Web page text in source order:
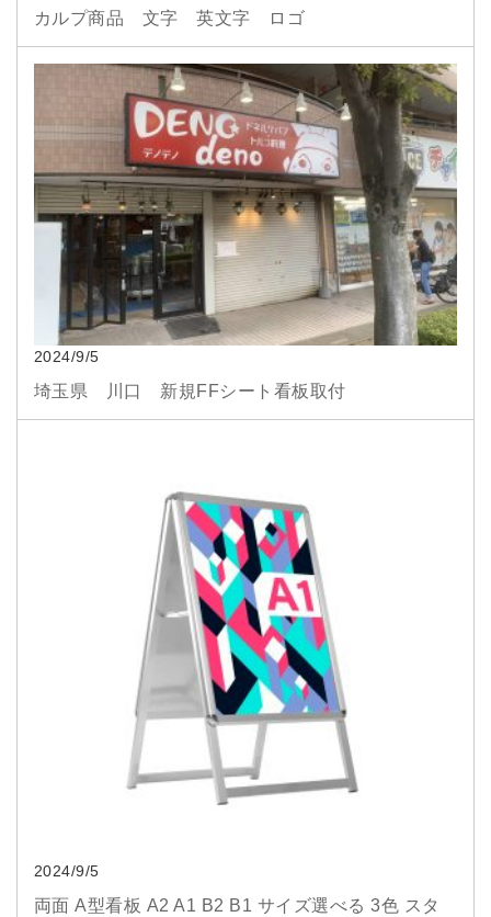
カルプ商品 文字 英文字 ロゴ
2024/9/5
埼玉県 川口 新規FFシート看板取付
2024/9/5
両面 A型看板 A2 A1 B2 B1 サイズ選べる 3色 スタ